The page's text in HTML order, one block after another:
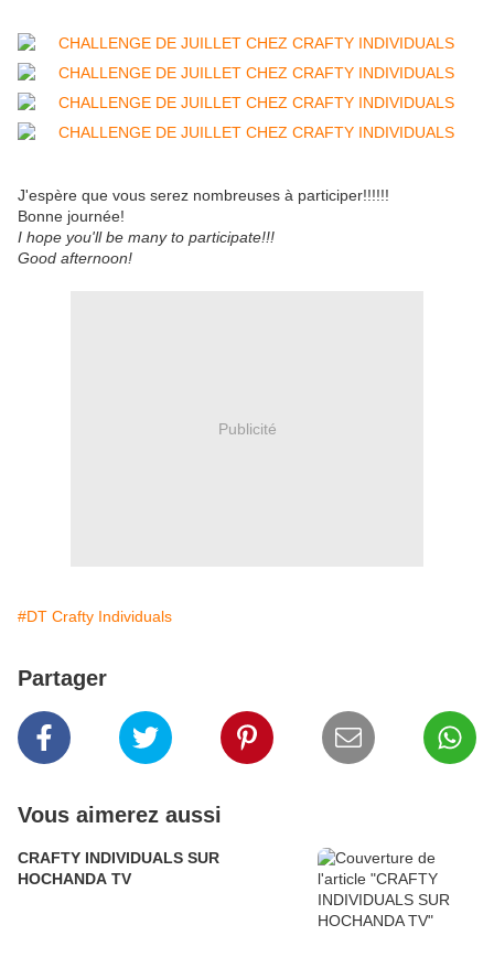
J'espère que vous serez nombreuses à participer!!!!!!
Bonne journée!
I hope you'll be many to participate!!!
Good afternoon!
Publicité
#DT Crafty Individuals
Partager
Vous aimerez aussi
CRAFTY INDIVIDUALS SUR
HOCHANDA TV